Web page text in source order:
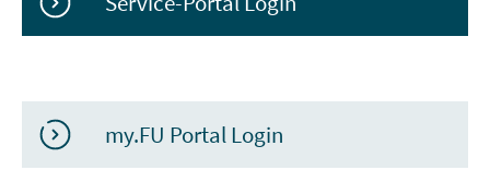
my.FU Portal Login